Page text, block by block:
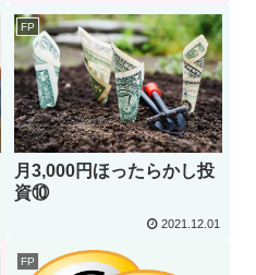
FP
月3,000円ほったらかし投
資⑩
2021.12.01
FP